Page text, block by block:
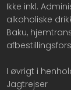
Ikke inkl.
alkoholiske
Baku,
I øvrigt i
Jagtrejser